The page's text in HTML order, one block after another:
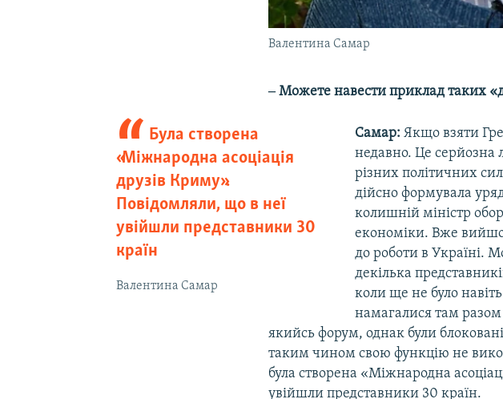
Валентина Самар
‒ Можете навести приклад таких
Була створена
«Міжнародна асоціація
друзів Криму».
Повідомляли, що в неї
увійшли представники 30
країн
Валентина Самар
Самар: Якщо взяти
недавно. Це серйозна
різних політичних
дійсно формувала
колишній міністр
економіки. Вже
до роботи в Україні.
декілька
коли ще не було навіть
намагалися там разом
якийсь форум, однак були
таким чином свою функцію не
була створена «Міжнародна
увійшли представники 30 країн.